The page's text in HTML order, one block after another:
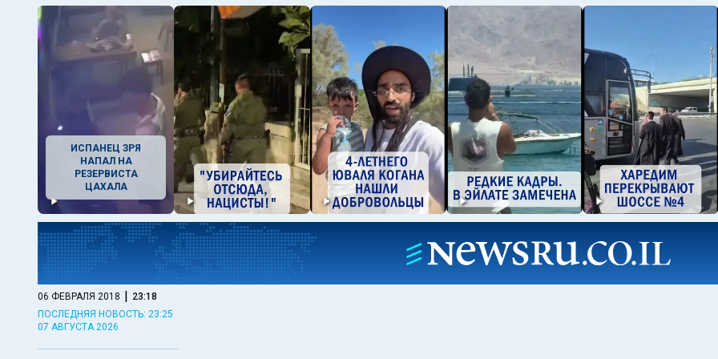
ИСПАНЕЦ ЗРЯ
НАПАЛ НА
РЕЗЕРВИСТА
ЦАХАЛА
06 ФЕВРАЛЯ 2018 | 23:18
ПОСЛЕДНЯЯ НОВОСТЬ: 23:25
07 АВГУСТА 2026